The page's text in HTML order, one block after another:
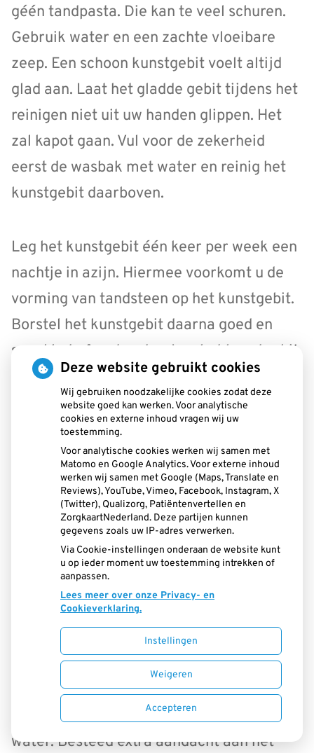
géén tandpasta. Die kan te veel schuren.
Gebruik water en een zachte vloeibare
zeep. Een schoon kunstgebit voelt altijd
glad aan. Laat het gladde gebit tijdens het
reinigen niet uit uw handen glippen. Het
zal kapot gaan. Vul voor de zekerheid
eerst de wasbak met water en reinig het
kunstgebit daarboven.
Leg het kunstgebit één keer per week een
nachtje in azijn. Hiermee voorkomt u de
vorming van tandsteen op het kunstgebit.
Borstel het kunstgebit daarna goed en
spoel het af met water. Leg het kunstgebit
nooit in heet water en gebruik zeker geen
bleekwater of schuurmiddelen. Vraag
eventueel de behandelaar van uw cliënt
om advies.
Maak ook de mond van uw cliënt schoon
Reinig behalve de prothese ook het
slijmvlies waarop het kunstgebit rust: de
kaken, het gehemelte en de overgang van
de kaak naar de wangen. Anders kunnen
vervelende ontstekingen ontstaan. En ook
nu geldt: voorkómen is beter dan genezen.
Masseer het slijmvlies minstens één keer
per dag met een zachte tandenborstel en
water. Besteed extra aandacht aan het
Deze website gebruikt cookies
Wij gebruiken noodzakelijke cookies zodat deze
website goed kan werken. Voor analytische
cookies en externe inhoud vragen wij uw
toestemming.
Voor analytische cookies werken wij samen met
Matomo en Google Analytics. Voor externe inhoud
werken wij samen met Google (Maps, Translate en
Reviews), YouTube, Vimeo, Facebook, Instagram, X
(Twitter), Qualizorg, Patiëntenvertellen en
ZorgkaartNederland. Deze partijen kunnen
gegevens zoals uw IP-adres verwerken.
Via Cookie-instellingen onderaan de website kunt
u op ieder moment uw toestemming intrekken of
aanpassen.
Lees meer over onze Privacy- en
Cookieverklaring.
Instellingen
Weigeren
Accepteren